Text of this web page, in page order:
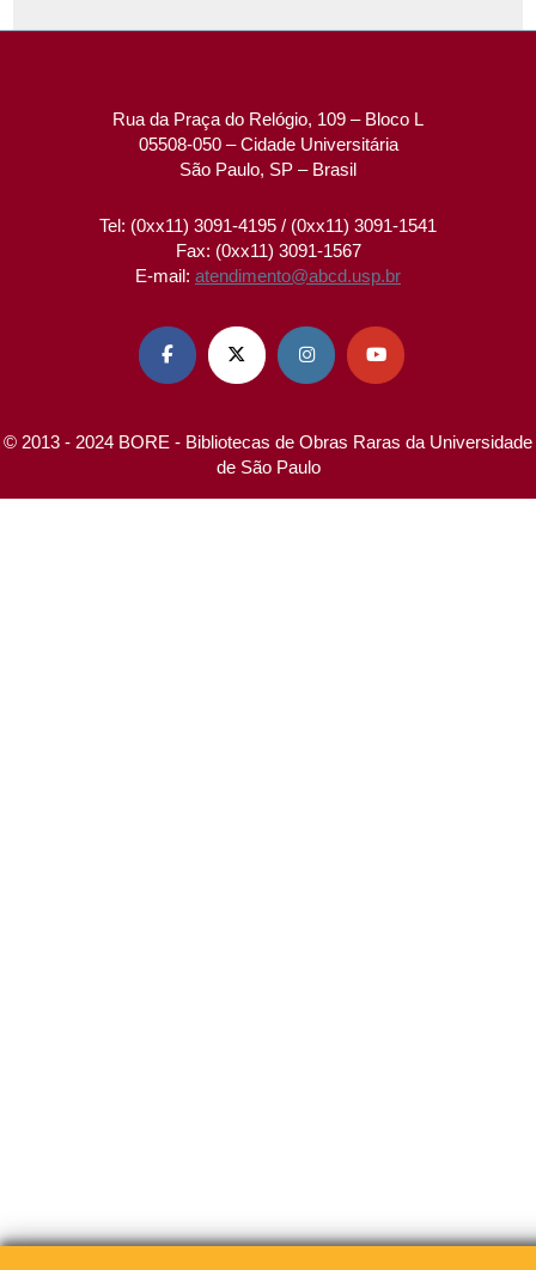
Rua da Praça do Relógio, 109 – Bloco L
05508-050 – Cidade Universitária
São Paulo, SP – Brasil
Tel: (0xx11) 3091-4195 / (0xx11) 3091-1541
Fax: (0xx11) 3091-1567
E-mail: atendimento@abcd.usp.br
   
© 2013 - 2024 BORE - Bibliotecas de Obras Raras da Universidade
de São Paulo